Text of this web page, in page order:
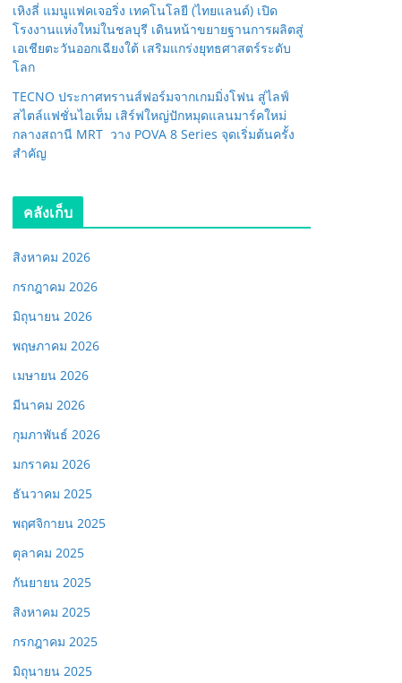
เหิงลี่ แมนูแฟคเจอริ่ง เทคโนโลยี (ไทยแลนด์) เปิด
โรงงานแห่งใหม่ในชลบุรี เดินหน้าขยายฐานการผลิตสู่
เอเชียตะวันออกเฉียงใต้ เสริมแกร่งยุทธศาสตร์ระดับ
โลก
TECNO ประกาศทรานส์ฟอร์มจากเกมมิ่งโฟน สู่ไลฟ์
สไตล์แฟชั่นไอเท็ม เสิร์ฟใหญ่ปักหมุดแลนมาร์คใหม่
กลางสถานี MRT วาง POVA 8 Series จุดเริ่มต้นครั้ง
สำคัญ
คลังเก็บ
สิงหาคม 2026
กรกฎาคม 2026
มิถุนายน 2026
พฤษภาคม 2026
เมษายน 2026
มีนาคม 2026
กุมภาพันธ์ 2026
มกราคม 2026
ธันวาคม 2025
พฤศจิกายน 2025
ตุลาคม 2025
กันยายน 2025
สิงหาคม 2025
กรกฎาคม 2025
มิถุนายน 2025